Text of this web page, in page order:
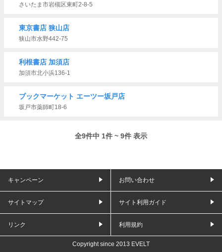
さいたま市岩槻区東町2-8-5
東京書店 狭山店
狭山市水野442-75
利根書店 加須店
加須市北小浜136-1
ブックマーケット エーツー坂戸店
坂戸市薬師町18-6
全9件中 1件 ~ 9件 表示
キャンペーン お問い合わせ
サイトマップ サイト利用ガイド
リンク 利用規約
Copyright since 2013 EVELT